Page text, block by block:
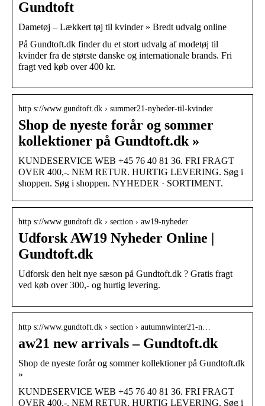
Gundtoft
Dametøj – Lækkert tøj til kvinder » Bredt udvalg online
På Gundtoft.dk finder du et stort udvalg af modetøj til
kvinder fra de største danske og internationale brands. Fri
fragt ved køb over 400 kr.
http s://www.gundtoft.dk › summer21-nyheder-til-kvinder
Shop de nyeste forår og sommer
kollektioner på Gundtoft.dk »
KUNDESERVICE WEB +45 76 40 81 36. FRI FRAGT
OVER 400,-. NEM RETUR. HURTIG LEVERING. Søg i
shoppen. Søg i shoppen. NYHEDER · SORTIMENT.
http s://www.gundtoft.dk › section › aw19-nyheder
Udforsk AW19 Nyheder Online |
Gundtoft.dk
Udforsk den helt nye sæson på Gundtoft.dk ? Gratis fragt
ved køb over 300,- og hurtig levering.
http s://www.gundtoft.dk › section › autumnwinter21-n…
aw21 new arrivals – Gundtoft.dk
Shop de nyeste forår og sommer kollektioner på Gundtoft.dk
»
KUNDESERVICE WEB +45 76 40 81 36. FRI FRAGT
OVER 400,-. NEM RETUR. HURTIG LEVERING. Søg i